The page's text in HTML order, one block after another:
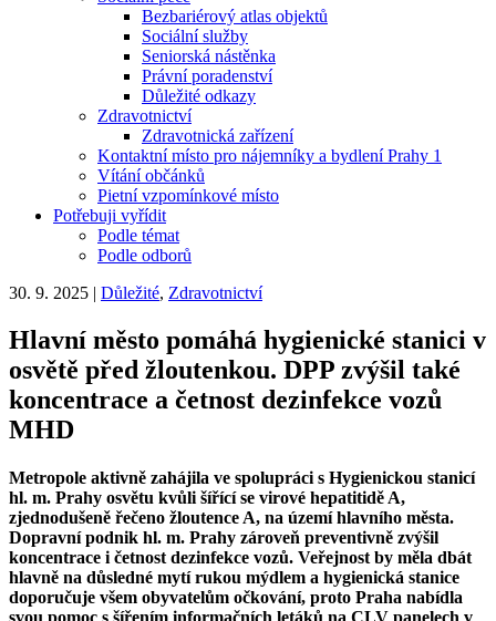
Bezbariérový atlas objektů
Sociální služby
Seniorská nástěnka
Právní poradenství
Důležité odkazy
Zdravotnictví
Zdravotnická zařízení
Kontaktní místo pro nájemníky a bydlení Prahy 1
Vítání občánků
Pietní vzpomínkové místo
Potřebuji vyřídit
Podle témat
Podle odborů
30. 9. 2025 | Důležité, Zdravotnictví
Hlavní město pomáhá hygienické stanici v
osvětě před žloutenkou. DPP zvýšil také
koncentrace a četnost dezinfekce vozů
MHD
Metropole aktivně zahájila ve spolupráci s Hygienickou stanicí
hl. m. Prahy osvětu kvůli šířící se virové hepatitidě A,
zjednodušeně řečeno žloutence A, na území hlavního města.
Dopravní podnik hl. m. Prahy zároveň preventivně zvýšil
koncentrace i četnost dezinfekce vozů. Veřejnost by měla dbát
hlavně na důsledné mytí rukou mýdlem a hygienická stanice
doporučuje všem obyvatelům očkování, proto Praha nabídla
svou pomoc s šířením informačních letáků na CLV panelech v